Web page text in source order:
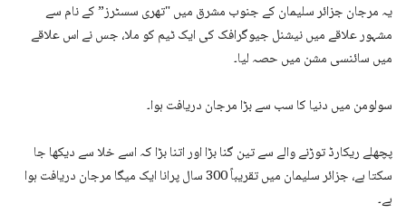
یہ مرجان جزائر سلیمان کے جنوب مشرق میں "تھری سسٹرز” کے نام سے
مشہور علاقے میں نیشنل جیوگرافک کی ایک ٹیم کو ملا، جس نے اس علاقے
میں سائنسی مشن میں حصہ لیا۔
سولومن میں دنیا کا سب سے بڑا مرجان دریافت ہوا۔
پچھلے ریکارڈ توڑنے والے سے تین گنا بڑا اور اتنا بڑا کہ اسے خلا سے دیکھا جا
سکتا ہے، جزائر سلیمان میں تقریباً 300 سال پرانا ایک میگا مرجان دریافت ہوا
ہے۔